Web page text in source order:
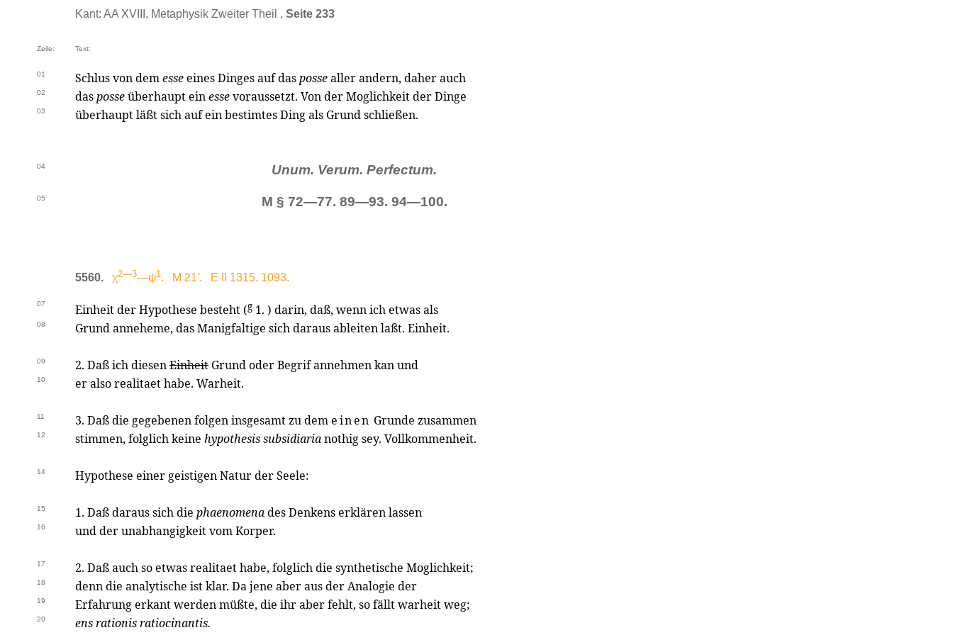
Kant: AA XVIII, Metaphysik Zweiter Theil , Seite 233
Zeile: Text:
01 Schlus von demesseeines Dinges auf daspossealler andern, daher auch
02 dasposseüberhaupt einessevoraussetzt. Von der Moglichkeit der Dinge
03 überhaupt läßt sich auf ein bestimtes Ding als Grund schließen.
04 Unum. Verum. Perfectum.
05 M § 72—77. 89—93. 94—100.
5560. χ2—3—ψ1. M 21'. E II 1315. 1093.
07 Einheit der Hypothese besteht (g 1. ) darin, daß, wenn ich etwas als
08 Grund anneheme, das Manigfaltige sich daraus ableiten laßt. Einheit.
09 2. Daß ich diesenEinheit Grund oder Begrif annehmen kan und
10 er also realitaet habe. Warheit.
11 3. Daß die gegebenen folgen insgesamt zu demeinen Grunde zusammen
12 stimmen, folglich keine hypothesis subsidiarianothig sey. Vollkommenheit.
14 Hypothese einer geistigen Natur der Seele:
15 1. Daß daraus sich die phaenomenades Denkens erklären lassen
16 und der unabhangigkeit vom Korper.
17 2. Daß auch so etwas realitaet habe, folglich die synthetische Moglichkeit;
18 denn die analytische ist klar. Da jene aber aus der Analogie der
19 Erfahrung erkant werden müßte, die ihr aber fehlt, so fällt warheit weg;
20 ens rationis ratiocinantis.